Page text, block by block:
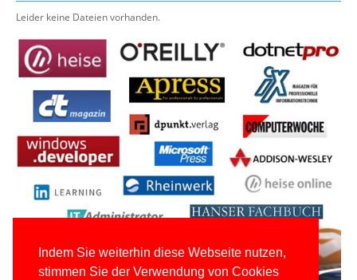
Indem Sie weiterhin diese Webseite nutzen,
stimmen Sie der Verwendung von Cookies
Leider keine Dateien vorhanden.